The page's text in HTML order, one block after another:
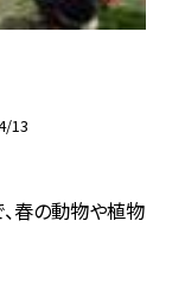
13
、春の動物や植物